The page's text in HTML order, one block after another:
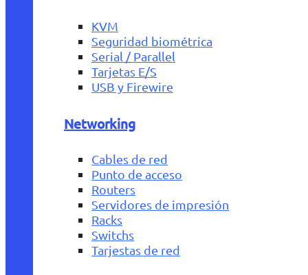
KVM
Seguridad biométrica
Serial / Parallel
Tarjetas E/S
USB y Firewire
Networking
Cables de red
Punto de acceso
Routers
Servidores de impresión
Racks
Switchs
Tarjestas de red